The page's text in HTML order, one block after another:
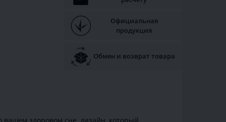
Официальная
продукция
Обмен и возврат товара